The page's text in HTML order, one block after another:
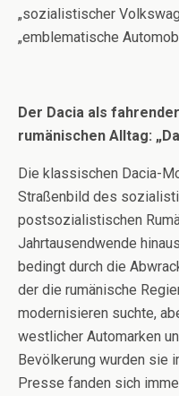
„sozialistischer
„emblematische
Der Dacia als
rumänischen Alltag:
Die klassischen Dacia-
Straßenbild des
postsozialistischen
Jahrtausendwende
bedingt durch die
der die rumänische
modernisieren suchte,
westlicher Automarken
Bevölkerung wurden sie
Presse fanden sich